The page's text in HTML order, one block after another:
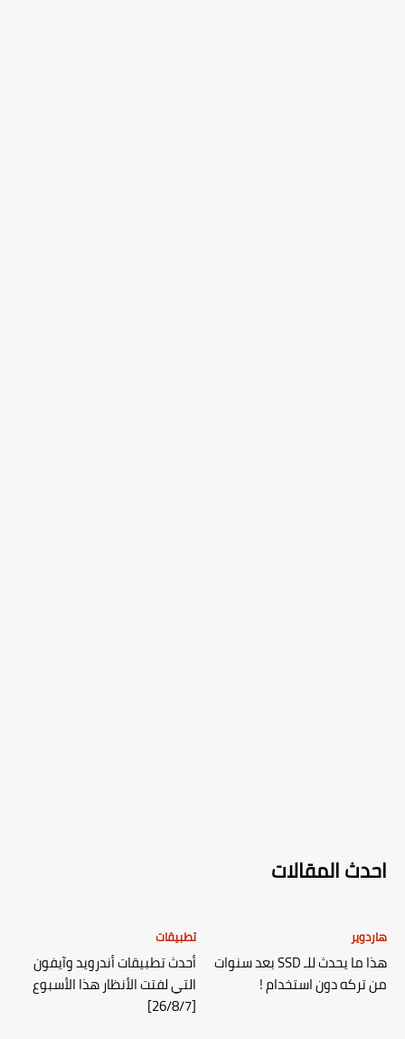
احدث المقالات
هاردوير
هذا ما يحدث للـ SSD بعد سنوات
من تركه دون استخدام !
تطبيقات
أحدث تطبيقات أندرويد وآيفون
التي لفتت الأنظار هذا الأسبوع
[26/8/7]